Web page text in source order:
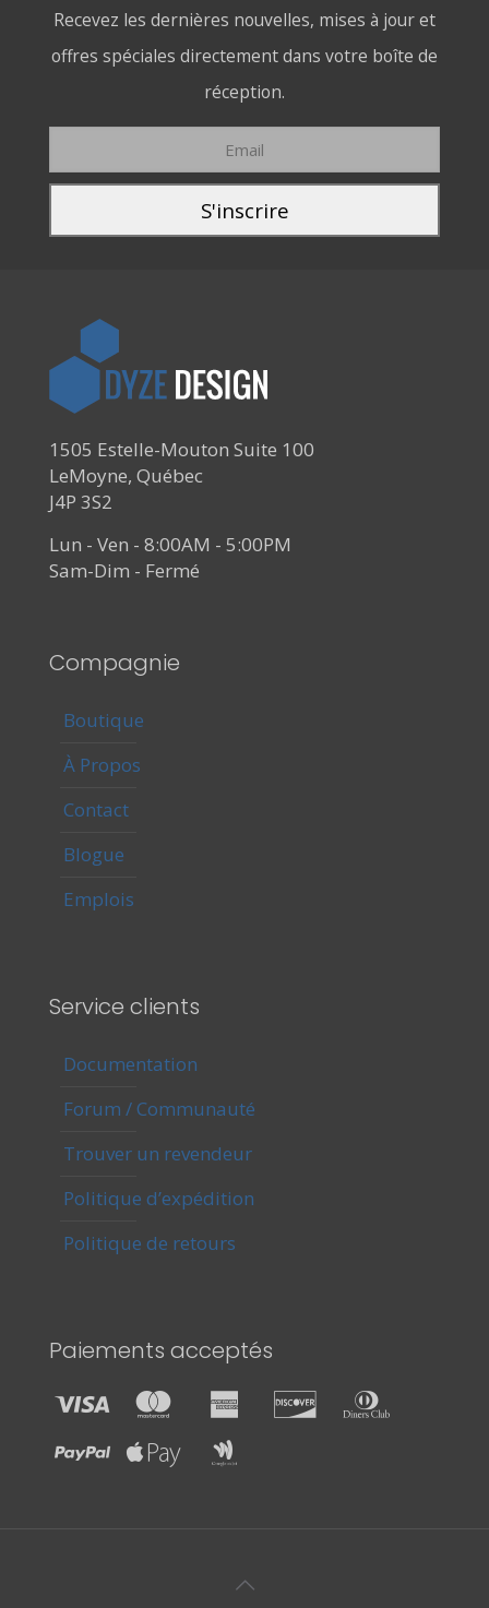
Recevez les dernières nouvelles, mises à jour et
offres spéciales directement dans votre boîte de
réception.
1505 Estelle-Mouton Suite 100
LeMoyne, Québec
J4P 3S2
Lun - Ven - 8:00AM - 5:00PM
Sam-Dim - Fermé
Compagnie
Boutique
À Propos
Contact
Blogue
Emplois
Service clients
Documentation
Forum / Communauté
Trouver un revendeur
Politique d’expédition
Politique de retours
Paiements acceptés